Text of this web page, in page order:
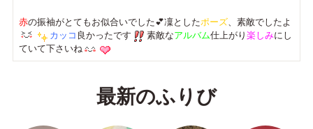
赤の振袖がとてもお似合いでした💕凜としたポーズ、素敵でしたよ
カッコ 良かったです 素敵なアルバム仕上がり 楽しみにし
ていて下さいね
最新のふりび